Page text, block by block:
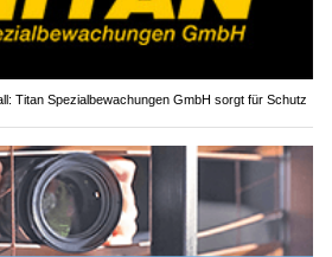
Titan Spezialbewachungen GmbH sorgt für Schutz